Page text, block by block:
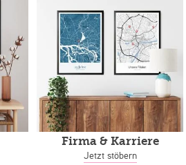
Firma & Karriere
Jetzt stöbern